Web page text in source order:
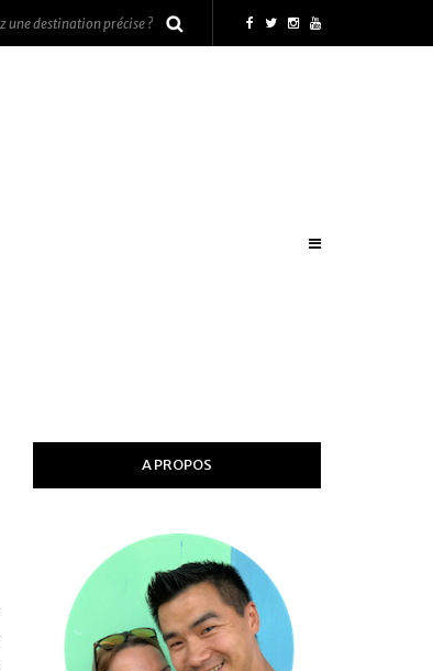
A PROPOS